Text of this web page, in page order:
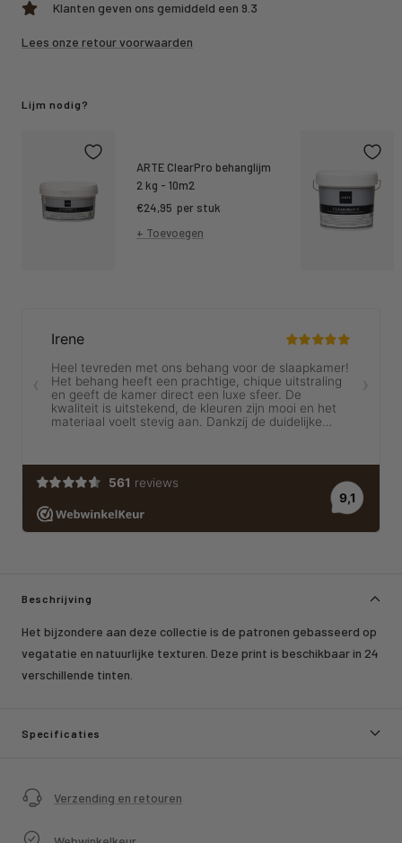
Klanten geven ons gemiddeld een 9.3
Lees onze retour voorwaarden
Beschrijving
Het bijzondere aan deze collectie is de patronen gebasseerd op
vegatatie en natuurlijke texturen. Deze print is beschikbaar in 24
verschillende tinten.
Specificaties
Verzending en retouren
Lijm nodig?
ARTE ClearPro behanglijm
2 kg - 10m2
Kortings
prijs
€24,95 per stuk
+ Toevoegen